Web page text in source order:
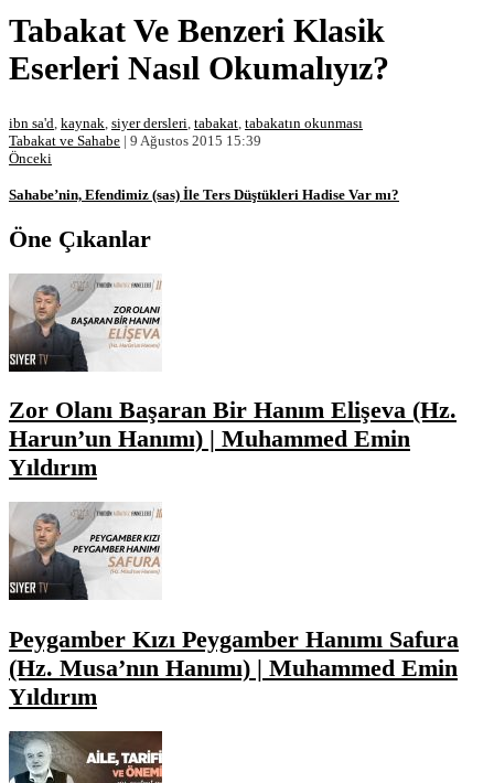
Tabakat Ve Benzeri Klasik
Eserleri Nasıl Okumalıyız?
ibn sa'd kaynak siyer dersleri tabakat tabakatın okunması
Tabakat ve Sahabe | 9 Ağustos 2015 15:39
Önceki
Sahabe’nin, Efendimiz (sas) İle Ters Düştükleri Hadise Var mı?
Öne Çıkanlar
Zor Olanı Başaran Bir Hanım Elişeva (Hz.
Harun’un Hanımı) | Muhammed Emin
Yıldırım
Peygamber Kızı Peygamber Hanımı Safura
(Hz. Musa’nın Hanımı) | Muhammed Emin
Yıldırım